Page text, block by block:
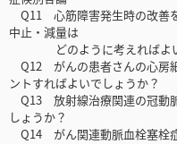
Q11 心筋障害発生時の改善
中止・減量は
どのように考えればよい
Q12 がんの患者さんの心房
ントすればよいでしょうか？
Q13 放射線治療関連の冠動
しょうか？
Q14 がん関連動脈血栓塞栓